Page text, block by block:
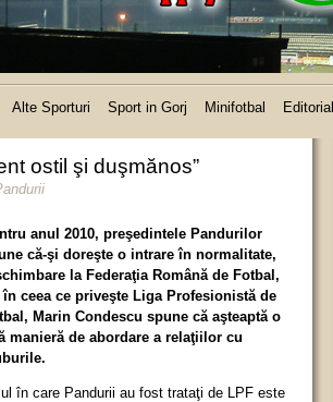
Alte Sporturi Sport in Gorj Minifotbal Editorial
ostil şi duşmănos”
anul 2010, preşedintele Pandurilor
că-şi doreşte o intrare în normalitate,
la Federaţia Română de Fotbal,
ceea ce priveşte Liga Profesionistă de
Marin Condescu spune că aşteaptă o
manieră de abordare a relaţiilor cu
în care Pandurii au fost trataţi de LPF este